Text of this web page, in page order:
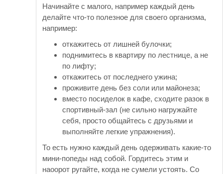
Начинайте с малого, например каждый день
делайте что-то полезное для своего организма,
например:
откажитесь от лишней булочки;
поднимитесь в квартиру по лестнице, а не
по лифту;
откажитесь от последнего ужина;
проживите день без соли или майонеза;
вместо посиделок в кафе, сходите разок в
спортивный-зал (не сильно нагружайте
себя, просто общайтесь с друзьями и
выполняйте легкие упражнения).
То есть нужно каждый день одерживать какие-то
мини-попеды над собой. Гордитесь этим и
наоорот ругайте, когда не сумели устоять. Со